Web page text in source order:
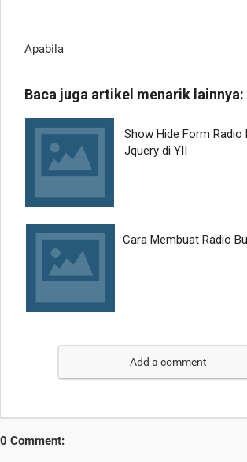
Apabila
Add a comment
0 Comment: